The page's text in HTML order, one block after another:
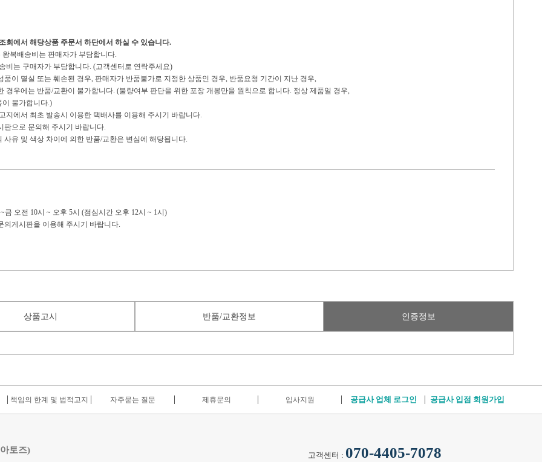
회에서 해당상품 주문서 하단에서 하실 수 있습니다.
복배송비는 판매자가 부담합니다.
비는 구매자가 부담합니다. (고객센터로 연락주세요)
품이 멸실 또는 훼손된 경우, 판매자가 반품불가로 지정한 상품인 경우, 반품요청 기간이 지난 경우,
우에는 반품/교환이 불가합니다. (불량여부 판단을 위한 포장 개봉만을 원칙으로 합니다. 정상 제품일 경우,
불가합니다.)
지에서 최초 발송시 이용한 택배사를 이용해 주시기 바랍니다.
판으로 문의해 주시기 바랍니다.
유 및 색상 차이에 의한 반품/교환은 변심에 해당됩니다.
금 오전 10시 ~ 오후 5시 (점심시간 오후 12시 ~ 1시)
의게시판을 이용해 주시기 바랍니다.
상품고시 반품/교환정보 인증정보
책임의 한계 및 법적고지 자주묻는 질문 제휴문의 입사지원 공급사 업체 로그인 공급사 입점 회원가입
토즈)
고객센터 : 070-4405-7078